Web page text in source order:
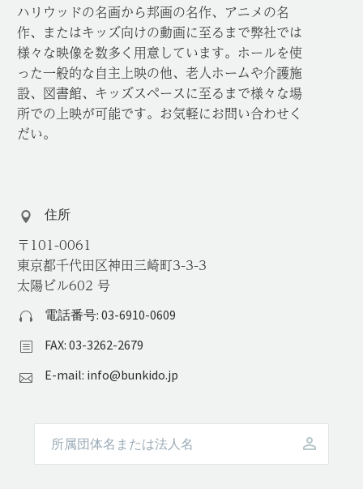
ハリウッドの名画から邦画の名作、アニメの名
作、またはキッズ向けの動画に至るまで弊社では
様々な映像を数多く用意しています。ホールを使
った一般的な自主上映の他、老人ホームや介護施
設、図書館、キッズスペースに至るまで様々な場
所での上映が可能です。お気軽にお問い合わせく
だい。

 住所
〒101-0061
東京都千代田区神田三崎町3-3-3
太陽ビル602 号

 電話番号: 03-6910-0609
b
b FAX: 03-3262-2679

 E-mail: info@bunkido.jp